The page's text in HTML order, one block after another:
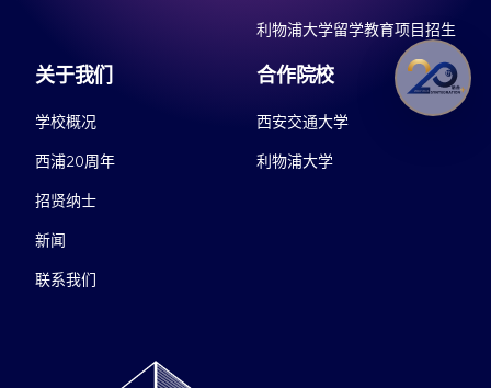
利物浦大学留学教育项目招生
关于我们
学校概况
西浦20周年
招贤纳士
新闻
联系我们
合作院校
西安交通大学
利物浦大学